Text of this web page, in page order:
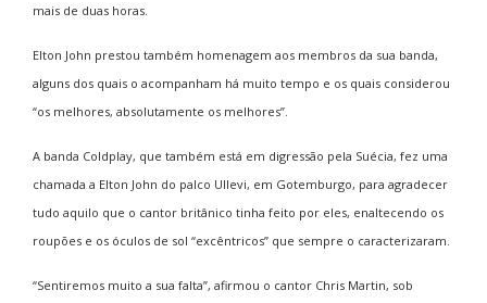
mais de duas horas.
Elton John prestou também homenagem aos membros da sua banda,
alguns dos quais o acompanham há muito tempo e os quais considerou
“os melhores, absolutamente os melhores”.
A banda Coldplay, que também está em digressão pela Suécia, fez uma
chamada a Elton John do palco Ullevi, em Gotemburgo, para agradecer
tudo aquilo que o cantor britânico tinha feito por eles, enaltecendo os
roupões e os óculos de sol “excêntricos” que sempre o caracterizaram.
“Sentiremos muito a sua falta”, afirmou o cantor Chris Martin, sob